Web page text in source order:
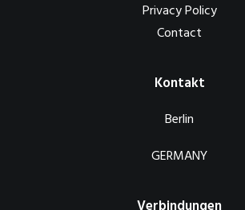
Privacy Policy
Contact
Kontakt
Berlin
GERMANY